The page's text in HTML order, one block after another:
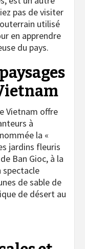
pas de visiter
utilisé
en apprendre
du pays.
Vietnam offre
à
la «
jardins fleuris
Ban Gioc, à la
spectacle
de sable de
de désert au